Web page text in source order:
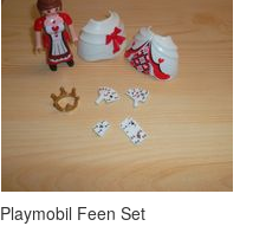
Playmobil Feen Set